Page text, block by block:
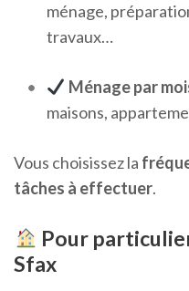
ménage,
travaux…
Ménage par
maisons,
Vous choisissez la
tâches à effectuer.
Pour
Sfax